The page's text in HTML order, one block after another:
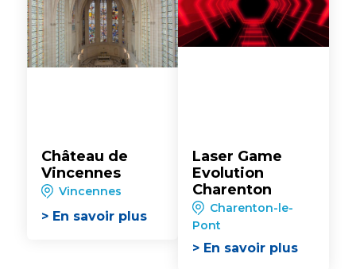
Château de
Vincennes
Vincennes
> En savoir plus
Laser Game
Evolution
Charenton
Charenton-le-
Pont
> En savoir plus